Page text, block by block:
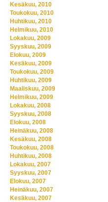
Kesäkuu, 2010
Toukokuu, 2010
Huhtikuu, 2010
Helmikuu, 2010
Lokakuu, 2009
Syyskuu, 2009
Elokuu, 2009
Kesäkuu, 2009
Toukokuu, 2009
Huhtikuu, 2009
Maaliskuu, 2009
Helmikuu, 2009
Lokakuu, 2008
Syyskuu, 2008
Elokuu, 2008
Heinäkuu, 2008
Kesäkuu, 2008
Toukokuu, 2008
Huhtikuu, 2008
Lokakuu, 2007
Syyskuu, 2007
Elokuu, 2007
Heinäkuu, 2007
Kesäkuu, 2007